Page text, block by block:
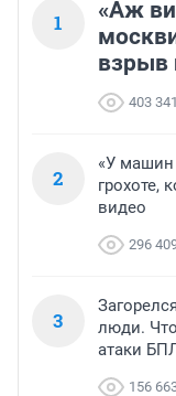
1
«Аж
взрыв
403 341
2
«У машин
грохоте,
видео
296
3
люди.
атаки
156